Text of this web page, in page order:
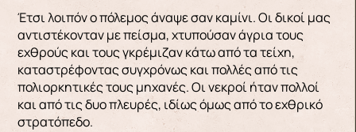
Έτσι λοιπόν ο πό­λεμος άναψε σαν καμίνι. Οι δικοί μας
αντιστέκο­νταν με πείσμα, χτυπούσαν άγρια τους
εχθρούς και τους γκρέμιζαν κάτω από τα τείχη,
καταστρέ­φοντας συγχρόνως και πολλές από τις
πολιορκη­τικές τους μηχανές. Οι νεκροί ήταν πολλοί
και από τις δυο πλευρές, ιδίως όμως από το εχθρικό
στρα­τόπεδο.